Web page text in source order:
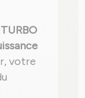
votre